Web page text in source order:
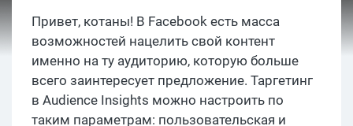
Привет, котаны! В Facebook есть масса
возможностей нацелить свой контент
именно на ту аудиторию, которую больше
всего заинтересует предложение. Таргетинг
в Audience Insights можно настроить по
таким параметрам: пользовательская и